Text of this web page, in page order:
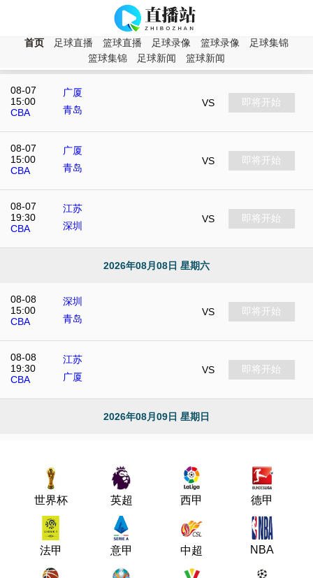
首页 足球直播 篮球直播 足球录像 篮球录像
足球集锦
篮球集锦
足球新闻 篮球新闻
2026年08月07日 星期五
08-07
15:00
CBA
广厦
VS
青岛
即将开始
08-07
15:00
CBA
广厦
VS
青岛
即将开始
08-07
19:30
CBA
江苏
VS
深圳
即将开始
2026年08月08日 星期六
08-08
15:00
CBA
深圳
VS
青岛
即将开始
08-08
19:30
CBA
江苏
VS
广厦
即将开始
2026年08月09日 星期日
世界杯 英超 西甲 德甲
法甲 意甲 中超 NBA